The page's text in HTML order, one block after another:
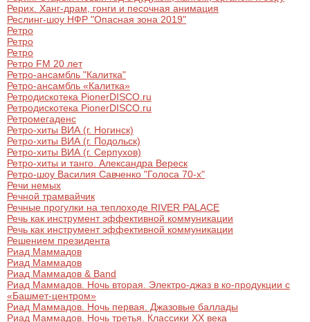
Рерих. Ханг-драм, гонги и песочная анимация
Реслинг-шоу НФР "Опасная зона 2019"
Ретро
Ретро
Ретро
Ретро FM 20 лет
Ретро-ансамбль "Калитка"
Ретро-ансамбль «Калитка»
Ретродискотека PionerDISCO.ru
Ретродискотека PionerDISCO.ru
Ретромегаденс
Ретро-хиты ВИА (г. Ногинск)
Ретро-хиты ВИА (г. Подольск)
Ретро-хиты ВИА (г. Серпухов)
Ретро-хиты и танго. Александра Вереск
Ретро-шоу Василия Савченко "Голоса 70-х"
Речи немых
Речной трамвайчик
Речные прогулки на теплоходе RIVER PALACE
Речь как инструмент эффективной коммуникации
Речь как инструмент эффективной коммуникации
Решением президента
Риад Маммадов
Риад Маммадов
Риад Маммадов & Band
Риад Маммадов. Ночь вторая. Электро-джаз в ко-продукции с
«Башмет-центром»
Риад Маммадов. Ночь первая. Джазовые баллады
Риад Маммадов. Ночь третья. Классики XX века